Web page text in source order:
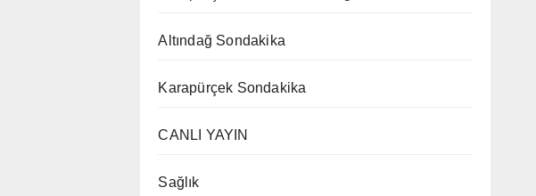
Altındağ Sondakika
Karapürçek Sondakika
CANLI YAYIN
Sağlık